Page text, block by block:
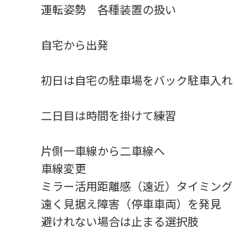
運転姿勢 各種装置の扱い
自宅から出発
初日は自宅の駐車場をバック駐車入
二日目は時間を掛けて練習
片側一車線から二車線へ
車線変更
ミラー活用距離感（遠近）タイミング
遠く見据え障害（停車車両）を発見
避けれない場合は止まる選択肢